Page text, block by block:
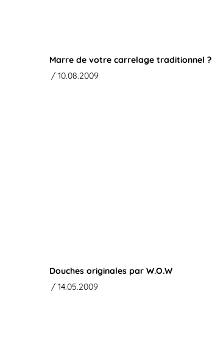
Marre de votre carrelage traditionnel ?
/ 10.08.2009
Douches originales par W.O.W
/ 14.05.2009